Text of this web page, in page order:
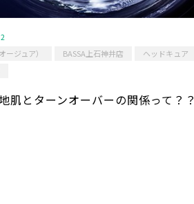
ジュア）
BASSA上石神井店
ヘッドキュア
とターンオーバーの関係って？？